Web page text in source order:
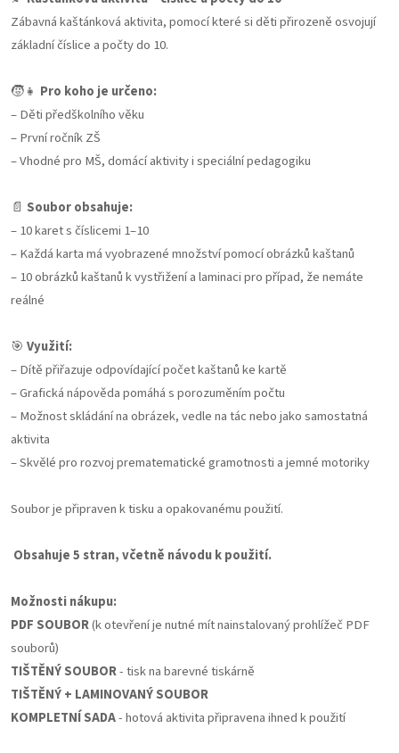
Zábavná kaštánková aktivita, pomocí které si děti přirozeně osvojují
základní číslice a počty do 10.
🧒👧 Pro koho je určeno:
– Děti předškolního věku
– První ročník ZŠ
– Vhodné pro MŠ, domácí aktivity i speciální pedagogiku
📄 Soubor obsahuje:
– 10 karet s číslicemi 1–10
– Každá karta má vyobrazené množství pomocí obrázků kaštanů
– 10 obrázků kaštanů k vystřižení a laminaci pro případ, že nemáte
reálné
🎯 Využití:
– Dítě přiřazuje odpovídající počet kaštanů ke kartě
– Grafická nápověda pomáhá s porozuměním počtu
– Možnost skládání na obrázek, vedle na tác nebo jako samostatná
aktivita
– Skvělé pro rozvoj prematematické gramotnosti a jemné motoriky
Soubor je připraven k tisku a opakovanému použití.
Obsahuje 5 stran, včetně návodu k použití.
Možnosti nákupu:
PDF SOUBOR(k otevření je nutné mít nainstalovaný prohlížeč PDF
souborů)
TIŠTĚNÝ SOUBOR- tisk na barevné tiskárně
TIŠTĚNÝ + LAMINOVANÝ SOUBOR
KOMPLETNÍ SADA- hotová aktivita připravena ihned k použití